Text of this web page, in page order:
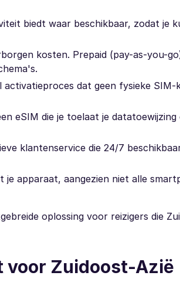
biedt waar beschikbaar, zodat je
kosten. Prepaid (pay-as-you-
activatieproces dat geen fysieke
eSIM die je toelaat je
klantenservice die 24/7
apparaat, aangezien niet alle
oplossing voor reizigers die
voor Zuidoost-Azië